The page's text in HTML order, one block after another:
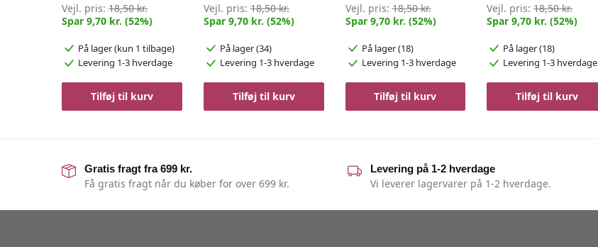
Vejl. pris:18,50 kr.
Spar 9,70 kr. (52%)
På lager(kun 1 tilbage)
Levering 1-3 hverdage
Tilføj til kurv
Vejl. pris:18,50 kr.
Spar 9,70 kr. (52%)
På lager (34)
Levering 1-3 hverdage
Tilføj til kurv
Vejl. pris:18,50 kr.
Spar 9,70 kr. (52%)
På lager (18)
Levering 1-3 hverdage
Tilføj til kurv
Vejl. pris:18,50 kr.
Spar 9,70 kr. (52%)
På lager (18)
Levering 1-3 hverdage
Tilføj til kurv
Gratis fragt fra 699 kr.
Få gratis fragt når du køber for over 699 kr.
Levering på 1-2 hverdage
Vi leverer lagervarer på 1-2 hverdage.